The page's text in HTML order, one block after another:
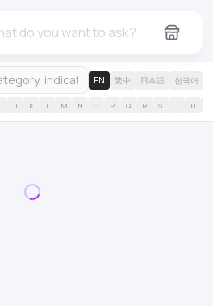
EN 繁中 日本語 한국어
J K L M N O P Q R S T U